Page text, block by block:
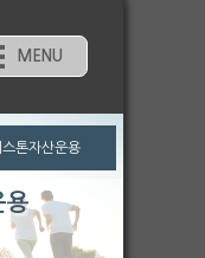
MENU
스톤자산운용
용